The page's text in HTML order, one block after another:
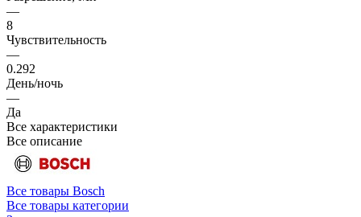
—
8
Чувствительность
—
0.292
День/ночь
—
Да
Все характеристики
Все описание
Все товары Bosch
Все товары категории